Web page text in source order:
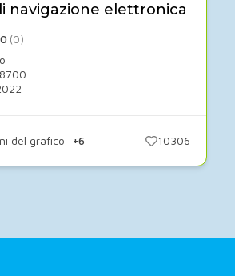
navigazione elettronica
(0)
del grafico +6 10306